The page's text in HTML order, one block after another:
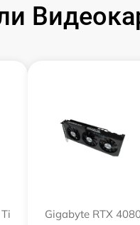
Gigabyte RTX